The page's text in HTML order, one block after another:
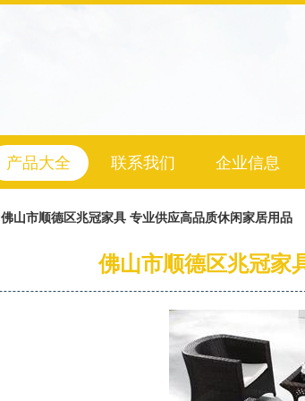
产品大全 联系我们 企业信息
佛山市顺德区兆冠家具 专业供应高品质休闲家居用品
佛山市顺德区兆冠家